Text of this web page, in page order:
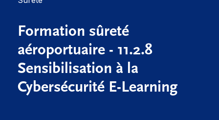
Formation sûreté
aéroportuaire - 11.2.8
Sensibilisation à la
Cybersécurité E-Learning